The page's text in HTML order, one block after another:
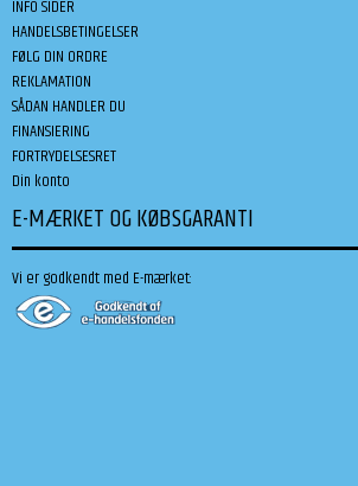
INFO SIDER
HANDELSBETINGELSER
FØLG DIN ORDRE
REKLAMATION
SÅDAN HANDLER DU
FINANSIERING
FORTRYDELSESRET
Din konto
E-MÆRKET OG KØBSGARANTI
Vi er godkendt med E-mærket: